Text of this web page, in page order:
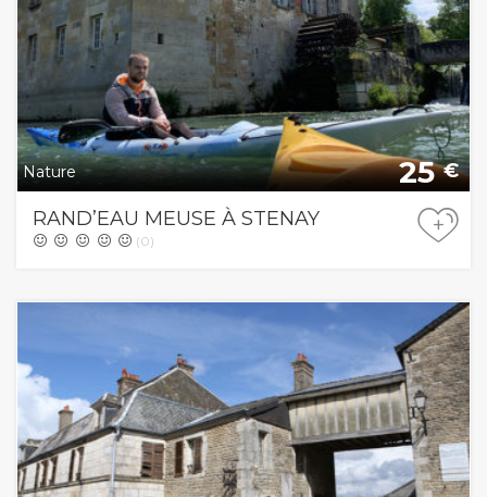
Nature 25€
RAND’EAU MEUSE À STENAY
(0)
+